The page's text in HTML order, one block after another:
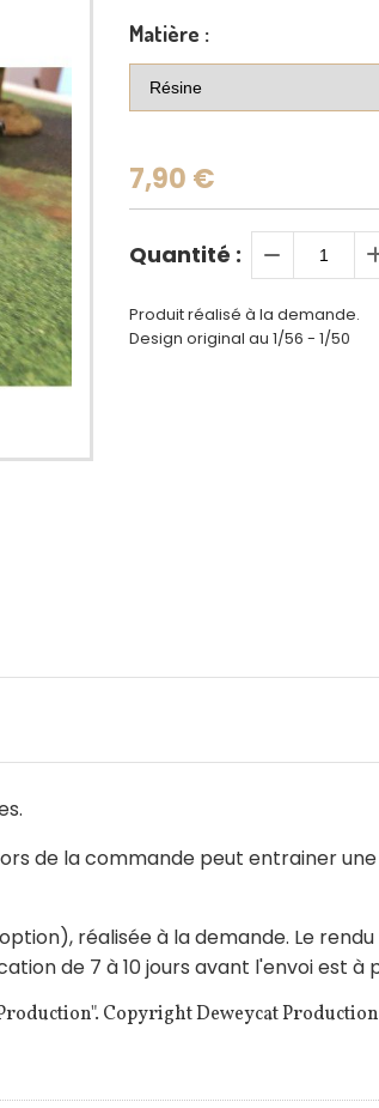
Matière :
7,90 €
Quantité :
Produit réalisé à la demande.
Design original au 1/56 - 1/50
de la commande peut entrainer
réalisée à la demande. Le
de 7 à 10 jours avant l'envoi est à
Copyright Deweycat Production